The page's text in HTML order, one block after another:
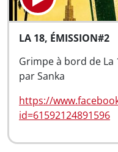
LA 18, ÉMISSION#2
Grimpe à bord de La
par Sanka
https://
id=61592124891596